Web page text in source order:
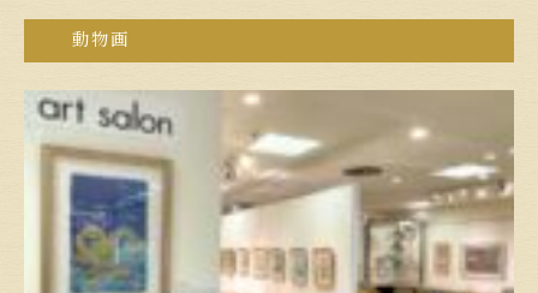
動物画